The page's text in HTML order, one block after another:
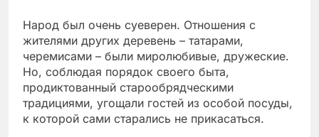
Народ был очень суеверен. Отношения с
жителями других деревень – татарами,
черемисами – были миролюбивые, дружеские.
Но, соблюдая порядок своего быта,
продиктованный старообрядческими
традициями, угощали гостей из особой посуды,
к которой сами старались не прикасаться.